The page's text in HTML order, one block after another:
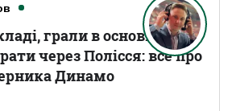
грали в основному
через Полісся: все про
Динамо